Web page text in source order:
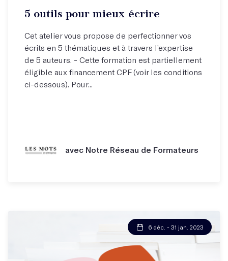
5 outils pour mieux écrire
Cet atelier vous propose de perfectionner vos
écrits en 5 thématiques et à travers l’expertise
de 5 auteurs. - Cette formation est partiellement
éligible aux financement CPF (voir les conditions
ci-dessous). Pour...
avec Notre Réseau de Formateurs
6 déc. - 31 jan. 2023